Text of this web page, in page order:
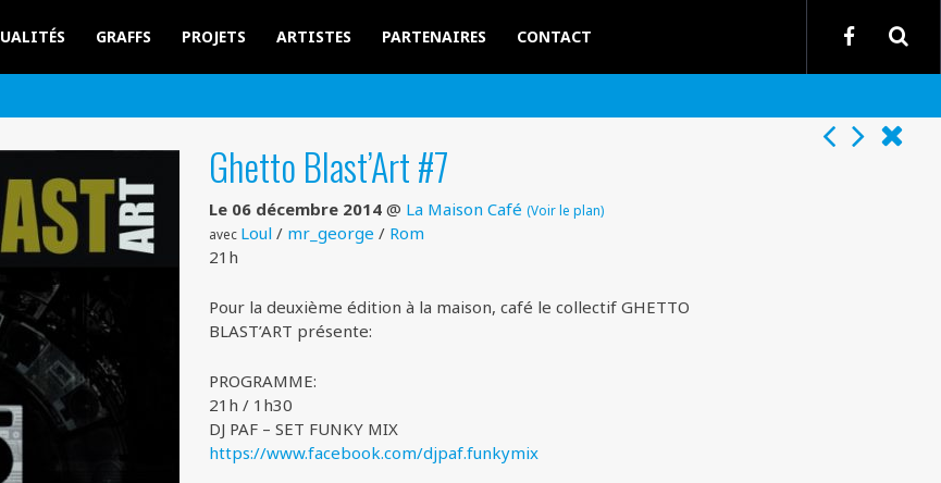
GRAFFS PROJETS ARTISTES PARTENAIRES CONTACT
Ghetto Blast’Art #7
Le 06 décembre 2014 @ La Maison Café (Voir le plan)
avec Loul / mr_george / Rom
21h
Pour la deuxième édition à la maison, café le collectif GHETTO
BLAST’ART présente:
PROGRAMME:
21h / 1h30
DJ PAF – SET FUNKY MIX
https://www.facebook.com/djpaf.funkymix